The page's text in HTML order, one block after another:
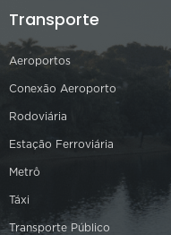
Transporte
Aeroportos
Conexão Aeroporto
Rodoviária
Estação Ferroviária
Metrô
Táxi
Transporte Público